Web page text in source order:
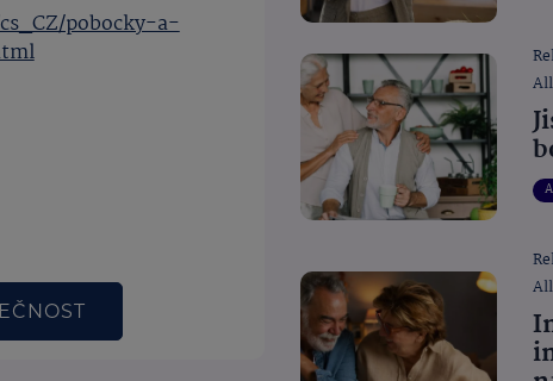
pobocky-a-